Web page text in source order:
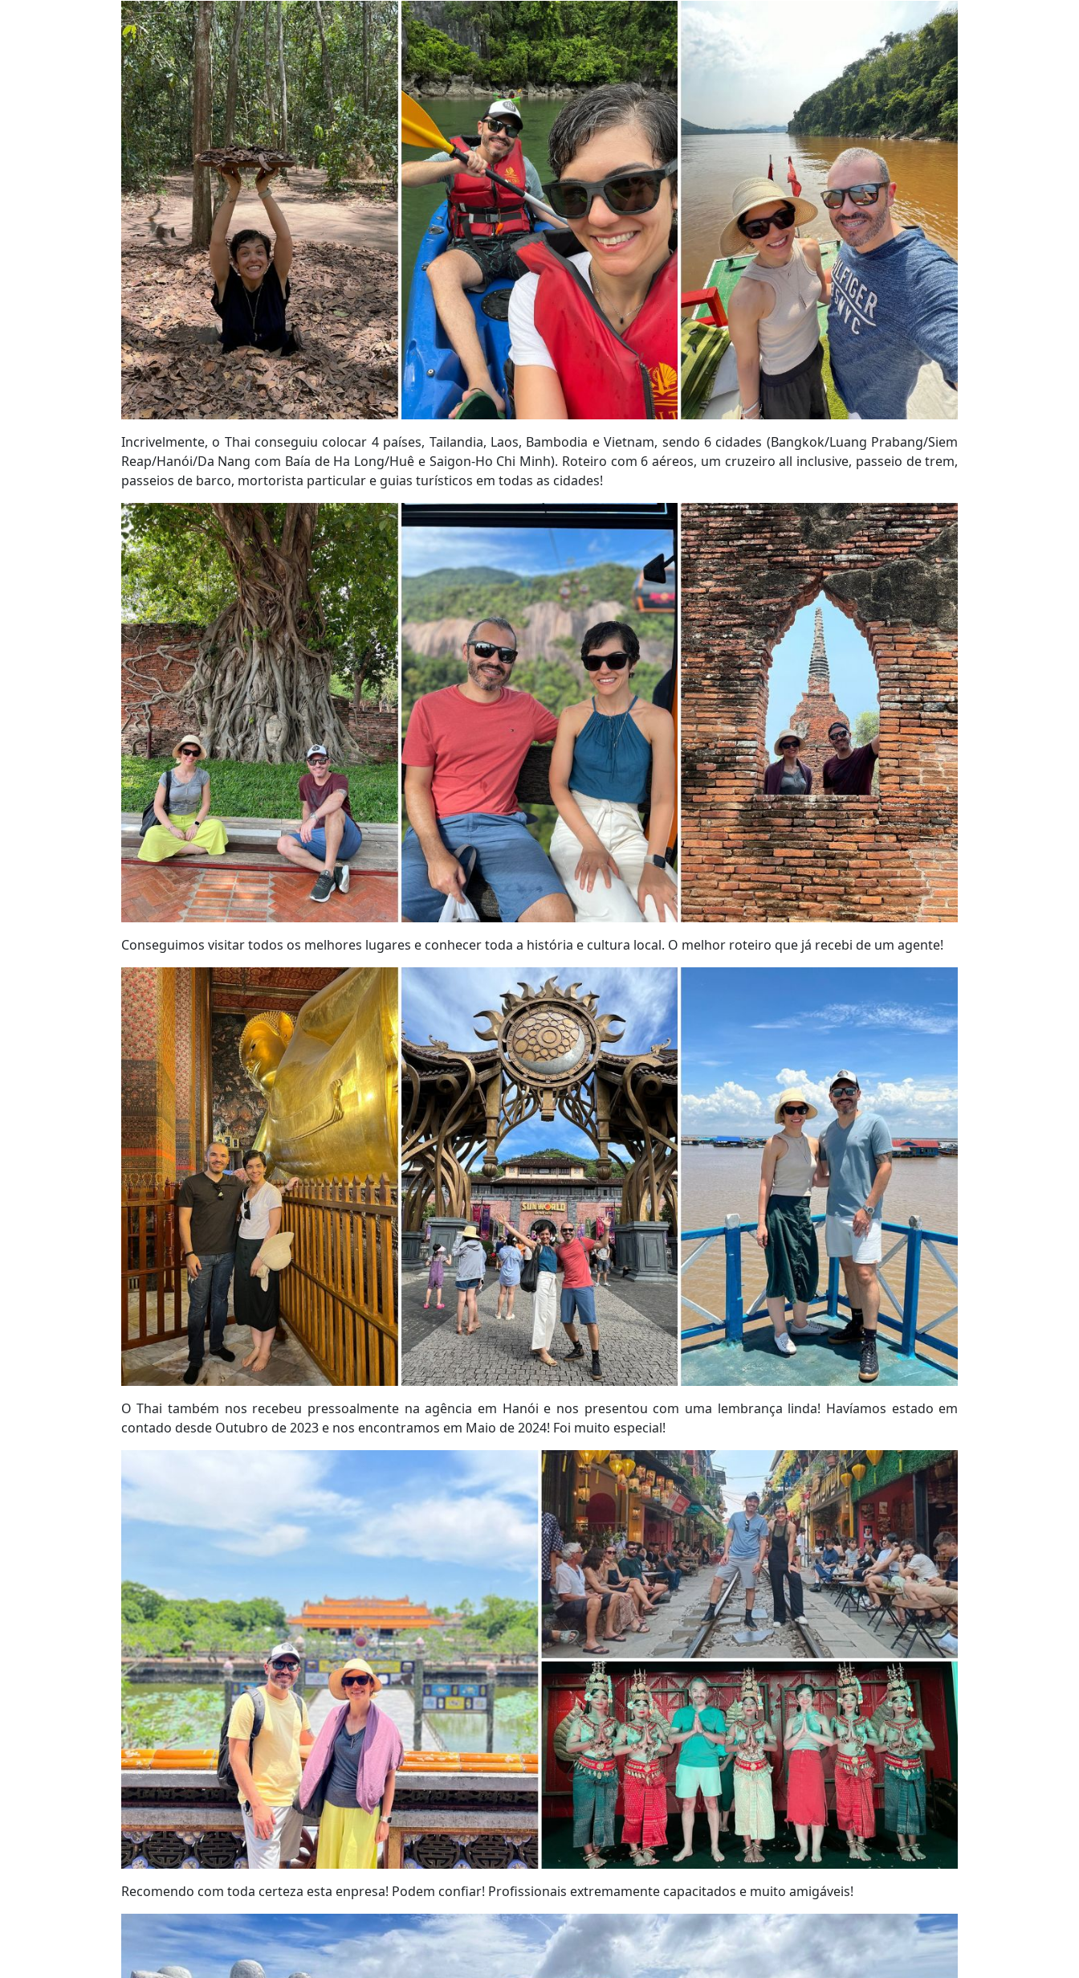
Incrivelmente, o Thai conseguiu colocar 4 países, Tailandia, Laos, Bambodia e Vietnam, sendo 6 cidades (Bangkok/Luang Prabang/Siem
Reap/Hanói/Da Nang com Baía de Ha Long/Huê e Saigon-Ho Chi Minh). Roteiro com 6 aéreos, um cruzeiro all inclusive, passeio de trem,
passeios de barco, mortorista particular e guias turísticos em todas as cidades!
Conseguimos visitar todos os melhores lugares e conhecer toda a história e cultura local. O melhor roteiro que já recebi de um agente!
O Thai também nos recebeu pressoalmente na agência em Hanói e nos presentou com uma lembrança linda! Havíamos estado em
contado desde Outubro de 2023 e nos encontramos em Maio de 2024! Foi muito especial!
Recomendo com toda certeza esta enpresa! Podem confiar! Profissionais extremamente capacitados e muito amigáveis!